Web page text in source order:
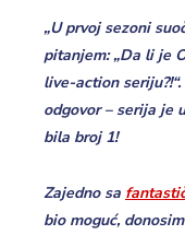
„U prvoj sezoni
pitanjem: „Da li je
live-action
odgovor – serija je
bila broj 1!
Zajedno sa
bio moguć,